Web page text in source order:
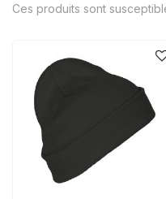
Ces produits sont